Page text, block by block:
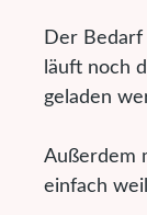
Der Bedarf
läuft noch
geladen
Außerdem
einfach